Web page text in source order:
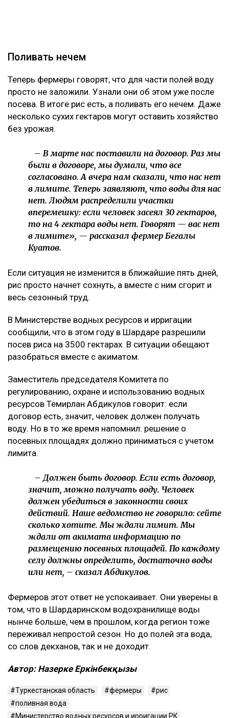
Поливать нечем
Теперь фермеры говорят, что для части полей воду
просто не заложили. Узнали они об этом уже после
посева. В итоге рис есть, а поливать его нечем. Даже
несколько сухих гектаров могут оставить хозяйство
без урожая.
– В марте нас поставили на договор. Раз мы
были в договоре, мы думали, что все
согласовано. А вчера нам сказали, что нас нет
в лимите. Теперь заявляют, что воды для нас
нет. Людям распределили участки
вперемешку: если человек засеял 30 гектаров,
то на 4 гектара воды нет. Говорят — вас нет
в лимите», — рассказал фермер Бегалы
Куатов.
Если ситуация не изменится в ближайшие пять дней,
рис просто начнет сохнуть, а вместе с ним сгорит и
весь сезонный труд.
В Министерстве водных ресурсов и ирригации
сообщили, что в этом году в Шардаре разрешили
посев риса на 3500 гектарах. В ситуации обещают
разобраться вместе с акиматом.
Заместитель председателя Комитета по
регулированию, охране и использованию водных
ресурсов Темирлан Абдикулов говорит: если
договор есть, значит, человек должен получать
воду. Но в то же время напомнил: решение о
посевных площадях должно приниматься с учетом
лимита.
– Должен быть договор. Если есть договор,
значит, можно получать воду. Человек
должен убедиться в законности своих
действий. Наше ведомство не говорило: сейте
сколько хотите. Мы ждали лимит. Мы
ждали от акимата информацию по
размещению посевных площадей. По каждому
селу должны определить, достаточно воды
или нет, – сказал Абдикулов.
Фермеров этот ответ не успокаивает. Они уверены в
том, что в Шардаринском водохранилище воды
нынче больше, чем в прошлом, когда регион тоже
переживал непростой сезон. Но до полей эта вода,
со слов декханов, так и не доходит.
Автор: Назерке Еркінбекқызы
Туркестанская область фермеры
рис
поливная вода
Министерство водных ресурсов и ирригации РК